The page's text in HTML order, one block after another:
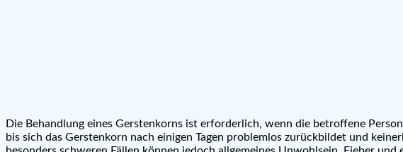
Die Behandlung eines Gerstenkorns ist erforderlich, wenn die betroffene
bis sich das Gerstenkorn nach einigen Tagen problemlos zurückbildet und